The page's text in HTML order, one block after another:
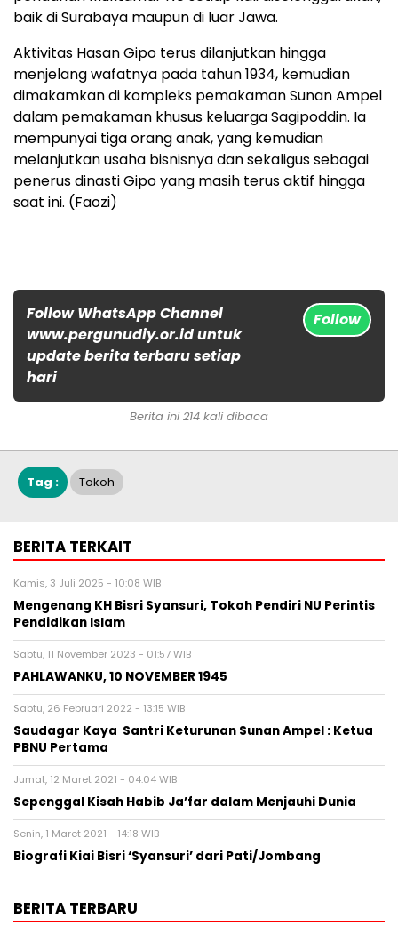
baik di Surabaya maupun di luar Jawa.
Aktivitas Hasan Gipo terus dilanjutkan hingga
menjelang wafatnya pada tahun 1934, kemudian
dimakamkan di kompleks pemakaman Sunan Ampel
dalam pemakaman khusus keluarga Sagipoddin. Ia
mempunyai tiga orang anak, yang kemudian
melanjutkan usaha bisnisnya dan sekaligus sebagai
penerus dinasti Gipo yang masih terus aktif hingga
saat ini. (Faozi)
Follow WhatsApp Channel
www.pergunudiy.or.id untuk
update berita terbaru setiap
hari
Follow
Berita ini 214 kali dibaca
Tag : Tokoh
BERITA TERKAIT
Kamis, 3 Juli 2025 - 10:08 WIB
Mengenang KH Bisri Syansuri, Tokoh Pendiri NU Perintis
Pendidikan Islam
Sabtu, 11 November 2023 - 01:57 WIB
PAHLAWANKU, 10 NOVEMBER 1945
Sabtu, 26 Februari 2022 - 13:15 WIB
Saudagar Kaya Santri Keturunan Sunan Ampel : Ketua
PBNU Pertama
Jumat, 12 Maret 2021 - 04:04 WIB
Sepenggal Kisah Habib Ja’far dalam Menjauhi Dunia
Senin, 1 Maret 2021 - 14:18 WIB
Biografi Kiai Bisri ‘Syansuri’ dari Pati/Jombang
BERITA TERBARU